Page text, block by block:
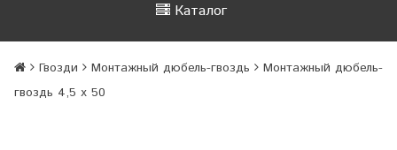
Каталог
Гвозди Монтажный дюбель-гвоздь
Монтажный дюбель-
гвоздь 4,5 х 50